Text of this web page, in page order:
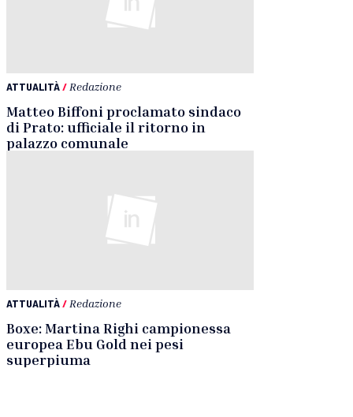
ATTUALITÀ/ Redazione
Matteo Biffoni proclamato sindaco
di Prato: ufficiale il ritorno in
palazzo comunale
ATTUALITÀ/ Redazione
Boxe: Martina Righi campionessa
europea Ebu Gold nei pesi
superpiuma